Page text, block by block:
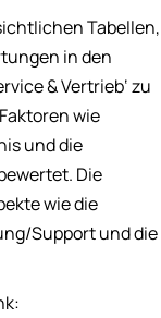
Tabellen,
in den
& Vertrieb‘ zu
wie
und die
Die
wie die
Support und die